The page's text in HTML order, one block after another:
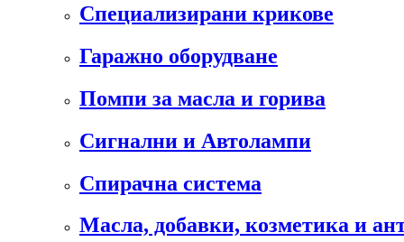
Специализирани крикове
Гаражно оборудване
Помпи за масла и горива
Сигнални и Автолампи
Спирачна система
Масла, добавки, козметика и